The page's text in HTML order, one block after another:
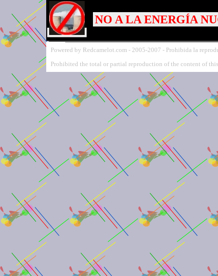
NO A LA ENERGÍA
Powered by Redcamelot.com - 2005-2007 - Prohibida la
Prohibited the total or partial reproduction of the content of